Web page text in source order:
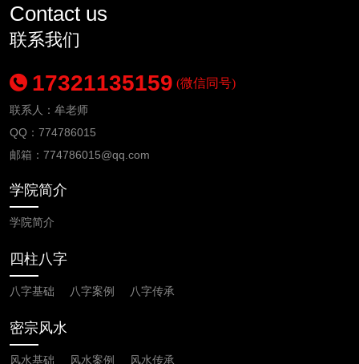
Contact us
联系我们
17321135159 (微信同号)
联系人：牟老师
QQ：774786015
邮箱： 774786015@qq.com
学院简介
学院简介
四柱八字
八字基础 八字案例 八字传承
密宗风水
风水基础 风水案例 风水传承